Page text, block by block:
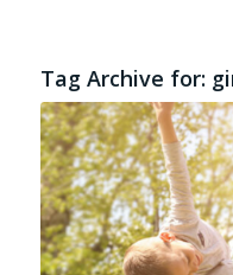
Tag Archive for: